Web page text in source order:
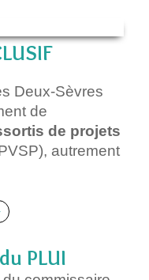
Deux-Sèvres
de
de projets
autrement
PLUI